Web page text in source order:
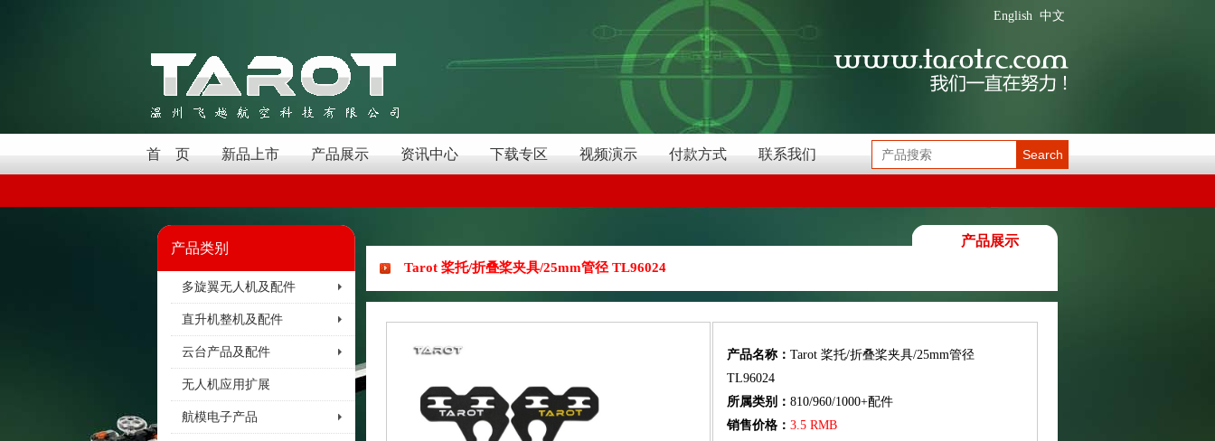
中文
English
首 页 新品上市 产品展示 资讯中心 下载专区 视频演示 付款方式 联系我们 Search
产品类别
多旋翼无人机及配件
直升机整机及配件
云台产品及配件
无人机应用扩展
航模电子产品
产品展示
Tarot 桨托/折叠桨夹具/25mm管径 TL96024
产品名称： Tarot 桨托/折叠桨夹具/25mm管径
TL96024
所属类别： 810/960/1000+配件
销售价格： 3.5 RMB